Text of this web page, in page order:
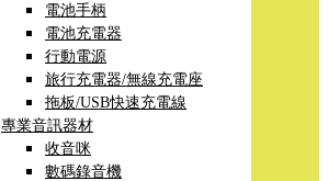
電池手柄
電池充電器
行動電源
旅行充電器/無線充電座
拖板/USB快速充電線
專業音訊器材
收音咪
數碼錄音機